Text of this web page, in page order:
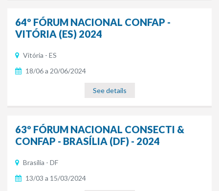
64º FÓRUM NACIONAL CONFAP -
VITÓRIA (ES) 2024
Vitória - ES
18/06 a 20/06/2024
See details
63º FÓRUM NACIONAL CONSECTI &
CONFAP - BRASÍLIA (DF) - 2024
Brasília - DF
13/03 a 15/03/2024